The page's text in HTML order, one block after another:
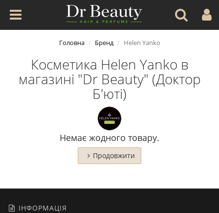
Головна Бренд Helen Yanko
Косметика Helen Yanko в
магазині "Dr Beauty" (Доктор
Б'юті)
Немає жодного товару.
Продовжити
ІНФОРМАЦІЯ